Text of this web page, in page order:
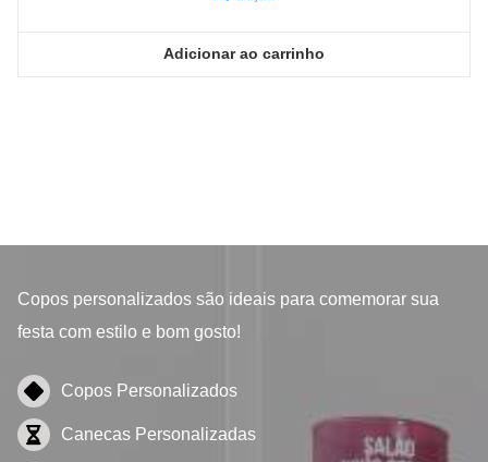
Adicionar ao carrinho
Copos personalizados são ideais para comemorar sua
festa com estilo e bom gosto!
Copos Personalizados
Canecas Personalizadas